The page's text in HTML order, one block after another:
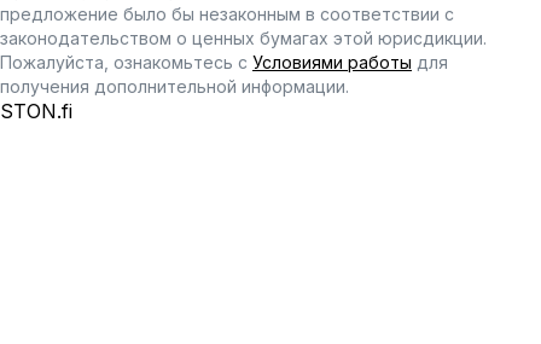
предложение было бы незаконным в соответствии с
законодательством о ценных бумагах этой юрисдикции.
Пожалуйста, ознакомьтесь с Условиями работы для
получения дополнительной информации.
STON.fi